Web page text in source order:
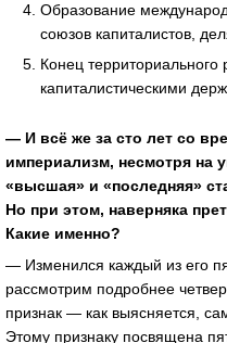
Образование
союзов капиталистов,
Конец
капиталистическими
— И всё же за сто лет со
империализм, несмотря на
«высшая» и «последняя»
Но при этом, наверняка
Какие именно?
— Изменился каждый из его
рассмотрим подробнее
признак — как выясняется,
Этому признаку посвящена